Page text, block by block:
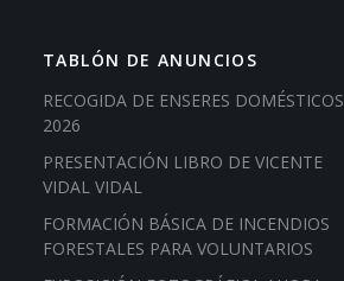
TABLÓN DE ANUNCIOS
RECOGIDA DE ENSERES DOMÉSTICOS
2026
PRESENTACIÓN LIBRO DE VICENTE
VIDAL VIDAL
FORMACIÓN BÁSICA DE INCENDIOS
FORESTALES PARA VOLUNTARIOS